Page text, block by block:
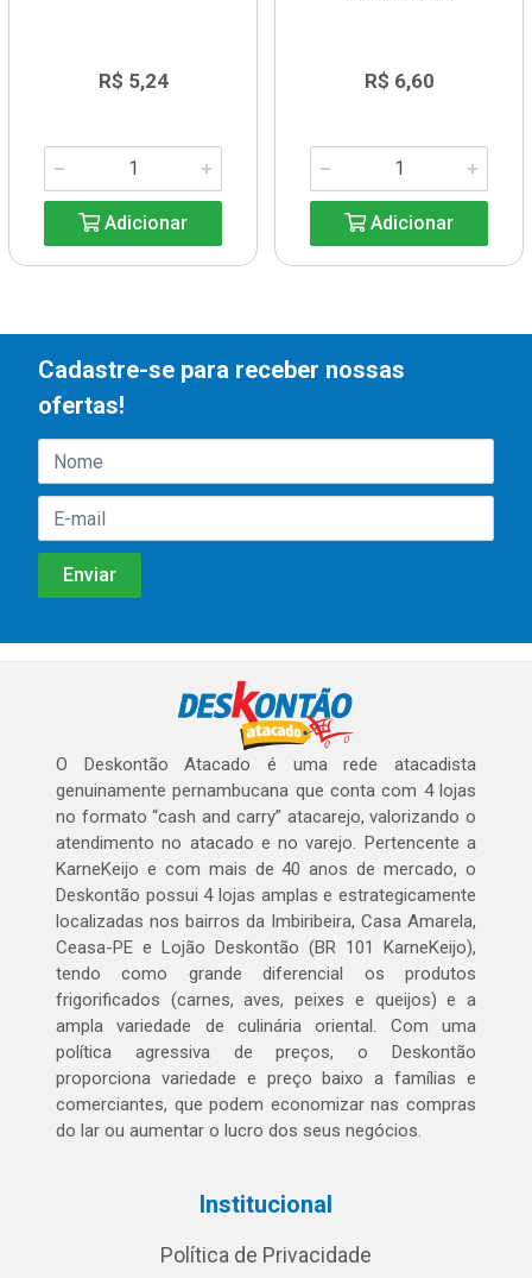
R$ 5,24
Adicionar
R$ 6,60
Adicionar
Cadastre-se para receber nossas
ofertas!
O Deskontão Atacado é uma rede atacadista
genuinamente pernambucana que conta com 4 lojas
no formato “cash and carry” atacarejo, valorizando o
atendimento no atacado e no varejo. Pertencente a
KarneKeijo e com mais de 40 anos de mercado, o
Deskontão possui 4 lojas amplas e estrategicamente
localizadas nos bairros da Imbiribeira, Casa Amarela,
Ceasa-PE e Lojão Deskontão (BR 101 KarneKeijo),
tendo como grande diferencial os produtos
frigorificados (carnes, aves, peixes e queijos) e a
ampla variedade de culinária oriental. Com uma
política agressiva de preços, o Deskontão
proporciona variedade e preço baixo a famílias e
comerciantes, que podem economizar nas compras
do lar ou aumentar o lucro dos seus negócios.
Institucional
Política de Privacidade